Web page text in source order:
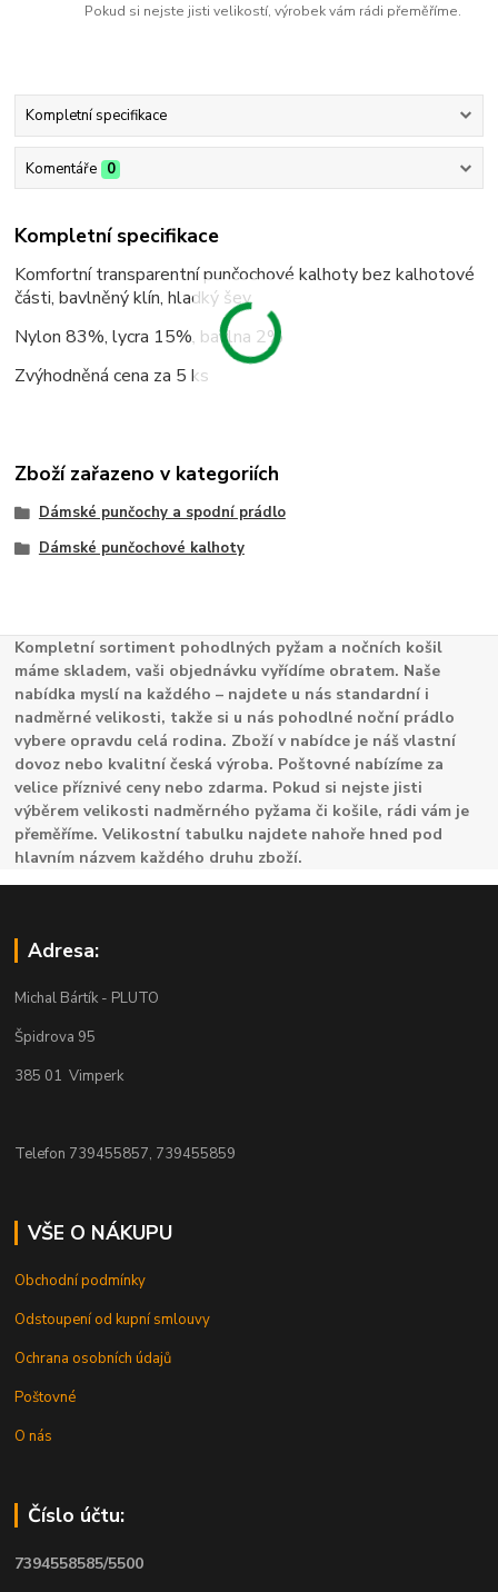
Pokud si nejste jisti velikostí, výrobek vám rádi přeměříme.
Kompletní specifikace
Komentáře 0
Kompletní specifikace
Komfortní transparentní punčochové kalhoty bez kalhotové
části, bavlněný klín, hladký šev.
Nylon 83%, lycra 15%, bavlna 2%
Zvýhodněná cena za 5 ks
Zboží zařazeno v kategoriích
Dámské punčochy a spodní prádlo
Dámské punčochové kalhoty
Kompletní sortiment pohodlných pyžam a nočních košil
máme skladem, vaši objednávku vyřídíme obratem. Naše
nabídka myslí na každého – najdete u nás standardní i
nadměrné velikosti, takže si u nás pohodlné noční prádlo
vybere opravdu celá rodina. Zboží v nabídce je náš vlastní
dovoz nebo kvalitní česká výroba. Poštovné nabízíme za
velice příznivé ceny nebo zdarma. Pokud si nejste jisti
výběrem velikosti nadměrného pyžama či košile, rádi vám je
přeměříme. Velikostní tabulku najdete nahoře hned pod
hlavním názvem každého druhu zboží.
Adresa:
Michal Bártík - PLUTO
Špidrova 95
385 01 Vimperk
Telefon 739455857, 739455859
VŠE O NÁKUPU
Obchodní podmínky
Odstoupení od kupní smlouvy
Ochrana osobních údajů
Poštovné
O nás
Číslo účtu:
7394558585/5500